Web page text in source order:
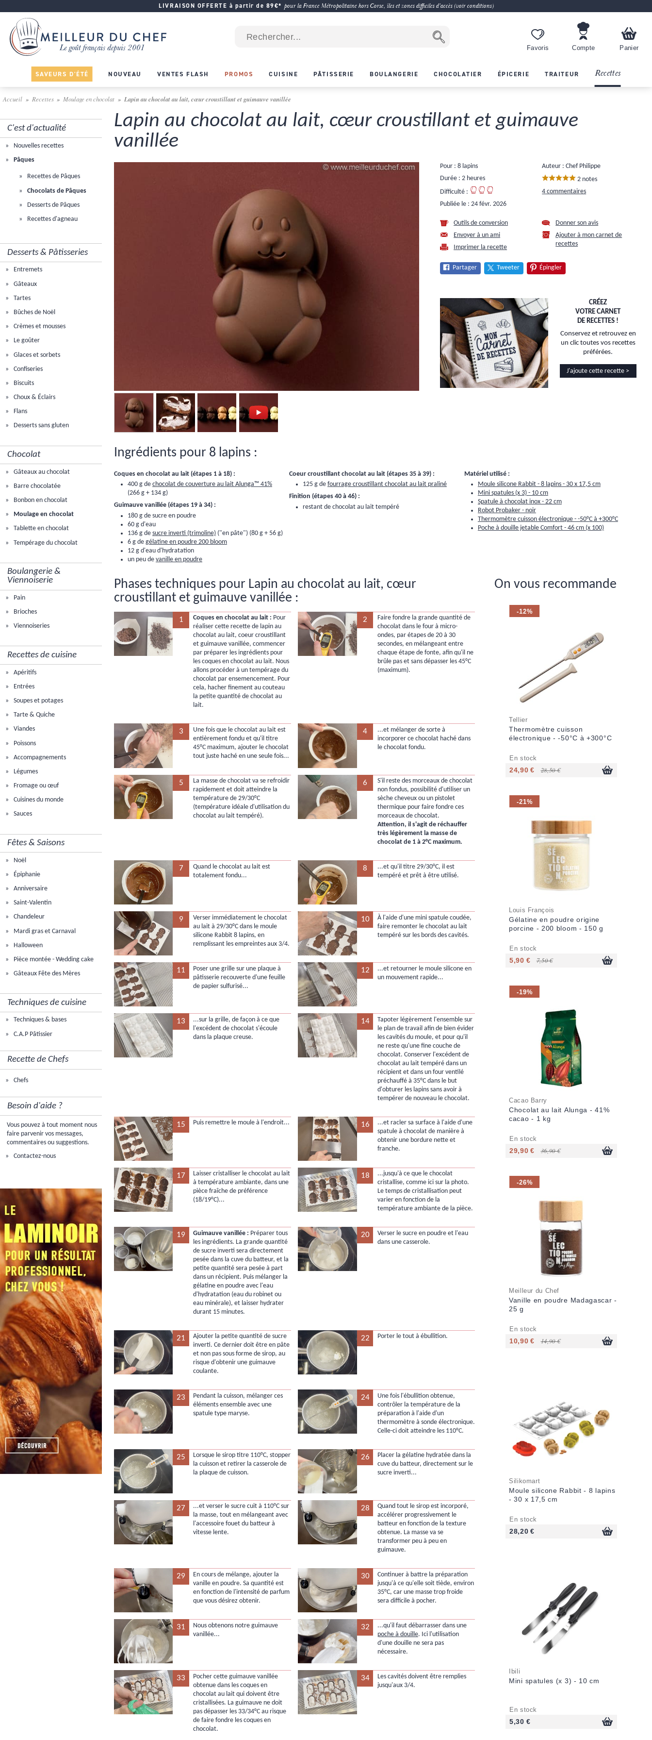
LIVRAISON OFFERTE à partir de 89€* pour la France Métropolitaine hors Corse, îles et zones difficiles d'accès (voir conditions)
Favoris Compte Panier
SAVEURS D'ÉTÉ NOUVEAU VENTES FLASH PROMOS CUISINE PÂTISSERIE BOULANGERIE CHOCOLATIER ÉPICERIE TRAITEUR Recettes
Accueil Recettes Moulage en chocolat Lapin au chocolat au lait, cœur croustillant et guimauve vanillée
C'est d'actualité
Nouvelles recettes
Pâques
Recettes de Pâques
Chocolats de Pâques
Desserts de Pâques
Recettes d'agneau
Desserts & Pâtisseries
Entremets
Gâteaux
Tartes
Bûches de Noël
Crèmes et mousses
Le goûter
Glaces et sorbets
Confiseries
Biscuits
Choux & Éclairs
Flans
Desserts sans gluten
Chocolat
Gâteaux au chocolat
Barre chocolatée
Bonbon en chocolat
Moulage en chocolat
Tablette en chocolat
Tempérage du chocolat
Boulangerie &
Viennoiserie
Pain
Brioches
Viennoiseries
Recettes de cuisine
Apéritifs
Entrées
Soupes et potages
Tarte & Quiche
Viandes
Poissons
Accompagnements
Légumes
Fromage ou œuf
Cuisines du monde
Sauces
Fêtes & Saisons
Noël
Épiphanie
Anniversaire
Saint-Valentin
Chandeleur
Mardi gras et Carnaval
Halloween
Pièce montée - Wedding cake
Gâteaux Fête des Mères
Techniques de cuisine
Techniques & bases
C.A.P Pâtissier
Recette de Chefs
Chefs
Besoin d'aide ?
Vous pouvez à tout moment nous
faire parvenir vos messages,
commentaires ou suggestions.
Contactez-nous
Lapin au chocolat au lait, cœur croustillant et guimauve
vanillée
Pour : 8 lapins
Durée : 2 heures
Difficulté :
Publiée le :24 févr. 2026
Auteur : Chef Philippe
2 notes
4 commentaires
Outils de conversion
Envoyer à un ami
Imprimer la recette
Donner son avis
Ajouter à mon carnet de
recettes
Partager Tweeter Épingler
CRÉEZ
VOTRE CARNET
DE RECETTES !
Conservez et retrouvez en
un clic toutes vos recettes
préférées.
J'ajoute cette recette >
Ingrédients pour 8 lapins :
Coques en chocolat au lait (étapes 1 à 18) :
400 g de chocolat de couverture au lait Alunga™ 41%
(266 g + 134 g)
Guimauve vanillée (étapes 19 à 34) :
180 g de sucre en poudre
60 g d'eau
136 g de sucre inverti (trimoline) ("en pâte") (80 g + 56 g)
6 g de gélatine en poudre 200 bloom
12 g d'eau d'hydratation
un peu de vanille en poudre
Coeur croustillant chocolat au lait (étapes 35 à 39) :
125 g de fourrage croustillant chocolat au lait praliné
Finition (étapes 40 à 46) :
restant de chocolat au lait tempéré
Matériel utilisé :
Moule silicone Rabbit - 8 lapins - 30 x 17,5 cm
Mini spatules (x 3) - 10 cm
Spatule à chocolat inox - 22 cm
Robot Probaker - noir
Thermomètre cuisson électronique - -50°C à +300°C
Poche à douille jetable Comfort - 46 cm (x 100)
On vous recommande
-12%
Tellier
Thermomètre cuisson
électronique - -50°C à +300°C
En stock
24,90 € 28,50 €
-21%
Louis François
Gélatine en poudre origine
porcine - 200 bloom - 150 g
En stock
5,90 € 7,50 €
-19%
Cacao Barry
Chocolat au lait Alunga - 41%
cacao - 1 kg
En stock
29,90 € 36,90 €
-26%
Meilleur du Chef
Vanille en poudre Madagascar -
25 g
En stock
10,90 € 14,90 €
Silikomart
Moule silicone Rabbit - 8 lapins
- 30 x 17,5 cm
En stock
28,20 €
Ibili
Mini spatules (x 3) - 10 cm
En stock
5,30 €
Phases techniques pour Lapin au chocolat au lait, cœur
croustillant et guimauve vanillée :
1 Coques en chocolat au lait : Pour
réaliser cette recette de lapin au
chocolat au lait, coeur croustillant
et guimauve vanillée, commencer
par préparer les ingrédients pour
les coques en chocolat au lait. Nous
allons procéder à un tempérage du
chocolat par ensemencement. Pour
cela, hacher finement au couteau
la petite quantité de chocolat au
lait.
2
Faire fondre la grande quantité de
chocolat dans le four à micro-
ondes, par étapes de 20 à 30
secondes, en mélangeant entre
chaque étape de fonte, afin qu'il ne
brûle pas et sans dépasser les 45°C
(maximum).
3
Une fois que le chocolat au lait est
entièrement fondu et qu'il titre
45°C maximum, ajouter le chocolat
tout juste haché en une seule fois...
4
...et mélanger de sorte à
incorporer ce chocolat haché dans
le chocolat fondu.
5
La masse de chocolat va se refroidir
rapidement et doit atteindre la
température de 29/30°C
(température idéale d'utilisation du
chocolat au lait tempéré).
6
S'il reste des morceaux de chocolat
non fondus, possibilité d'utiliser un
sèche cheveux ou un pistolet
thermique pour faire fondre ces
morceaux de chocolat.
Attention, il s'agit de réchauffer
très légèrement la masse de
chocolat de 1 à 2°C maximum.
7
Quand le chocolat au lait est
totalement fondu...
8
...et qu'il titre 29/30°C, il est
tempéré et prêt à être utilisé.
9
Verser immédiatement le chocolat
au lait à 29/30°C dans le moule
silicone Rabbit 8 lapins, en
remplissant les empreintes aux 3/4.
10
À l'aide d'une mini spatule coudée,
faire remonter le chocolat au lait
tempéré sur les bords des cavités.
11
Poser une grille sur une plaque à
pâtisserie recouverte d'une feuille
de papier sulfurisé...
12
...et retourner le moule silicone en
un mouvement rapide...
13
...sur la grille, de façon à ce que
l'excédent de chocolat s'écoule
dans la plaque creuse.
14
Tapoter légèrement l'ensemble sur
le plan de travail afin de bien évider
les cavités du moule, et pour qu'il
ne reste qu'une fine couche de
chocolat. Conserver l'excédent de
chocolat au lait tempéré dans un
récipient et dans un four ventilé
préchauffé à 35°C dans le but
d'obturer les lapins sans avoir à
tempérer de nouveau le chocolat.
15 Puis remettre le moule à l'endroit... 16
...et racler sa surface à l'aide d'une
spatule à chocolat de manière à
obtenir une bordure nette et
franche.
17
Laisser cristalliser le chocolat au lait
à température ambiante, dans une
pièce fraîche de préférence
(18/19°C)...
18
...jusqu'à ce que le chocolat
cristallise, comme ici sur la photo.
Le temps de cristallisation peut
varier en fonction de la
température ambiante de la pièce.
19 Guimauve vanillée : Préparer tous
les ingrédients. La grande quantité
de sucre inverti sera directement
pesée dans la cuve du batteur, et la
petite quantité sera pesée à part
dans un récipient. Puis mélanger la
gélatine en poudre avec l'eau
d'hydratation (eau du robinet ou
eau minérale), et laisser hydrater
durant 15 minutes.
20
Verser le sucre en poudre et l'eau
dans une casserole.
21
Ajouter la petite quantité de sucre
inverti. Ce dernier doit être en pâte
et non pas sous forme de sirop, au
risque d'obtenir une guimauve
coulante.
22 Porter le tout à ébullition.
23
Pendant la cuisson, mélanger ces
éléments ensemble avec une
spatule type maryse.
24
Une fois l'ébullition obtenue,
contrôler la température de la
préparation à l'aide d'un
thermomètre à sonde électronique.
Celle-ci doit atteindre les 110°C.
25
Lorsque le sirop titre 110°C, stopper
la cuisson et retirer la casserole de
la plaque de cuisson.
26
Placer la gélatine hydratée dans la
cuve du batteur, directement sur le
sucre inverti...
27
...et verser le sucre cuit à 110°C sur
la masse, tout en mélangeant avec
l'accessoire fouet du batteur à
vitesse lente.
28
Quand tout le sirop est incorporé,
accélérer progressivement le
batteur en fonction de la texture
obtenue. La masse va se
transformer peu à peu en
guimauve.
29
En cours de mélange, ajouter la
vanille en poudre. Sa quantité est
en fonction de l'intensité de parfum
que vous désirez obtenir.
30
Continuer à battre la préparation
jusqu'à ce qu'elle soit tiède, environ
35°C, car une masse trop froide
sera difficile à pocher.
31
Nous obtenons notre guimauve
vanillée...
32
...qu'il faut débarrasser dans une
poche à douille. Ici l'utilisation
d'une douille ne sera pas
nécessaire.
33
Pocher cette guimauve vanillée
obtenue dans les coques en
chocolat au lait qui doivent être
cristallisées. La guimauve ne doit
pas dépasser les 33/34°C au risque
de faire fondre les coques en
chocolat.
34
Les cavités doivent être remplies
jusqu'aux 3/4.